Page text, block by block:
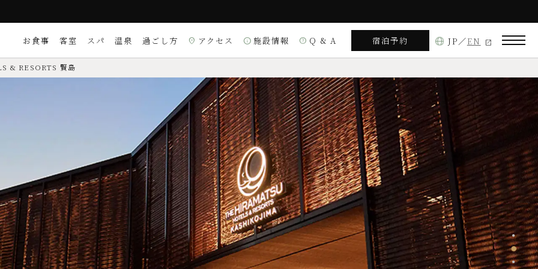
お食事
朝食 ダイニング
客室
別棟
スパ 温泉 過ごし方
周辺観光 アクティビティ
location_on アクセス info 施設情報
DINERS／銀聯
〒517-0501 三重県志摩市阿児町鵜方3618-52
location_on Googleマップを見る
help Q & A 宿泊予約 JP EN
& RESORTS 賢島